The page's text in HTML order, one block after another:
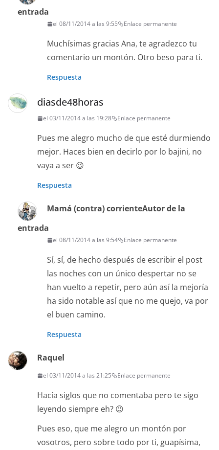
entrada
el 08/11/2014 a las 9:55 Enlace permanente
Muchísimas gracias Ana, te agradezco tu
comentario un montón. Otro beso para ti.
Respuesta
diasde48horas
el 03/11/2014 a las 19:28 Enlace permanente
Pues me alegro mucho de que esté durmiendo
mejor. Haces bien en decirlo por lo bajini, no
vaya a ser 😉
Respuesta
Mamá (contra) corrienteAutor de la
entrada
el 08/11/2014 a las 9:54 Enlace permanente
Sí, sí, de hecho después de escribir el post
las noches con un único despertar no se
han vuelto a repetir, pero aún así la mejoría
ha sido notable así que no me quejo, va por
el buen camino.
Respuesta
Raquel
el 03/11/2014 a las 21:25 Enlace permanente
Hacía siglos que no comentaba pero te sigo
leyendo siempre eh? 😉
Pues eso, que me alegro un montón por
vosotros, pero sobre todo por ti, guapísima,